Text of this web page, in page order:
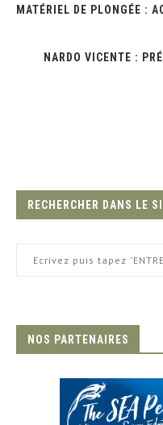
MATÉRIEL DE PLONGÉE :
NARDO VICENTE :
RECHERCHER DANS LE
NOS PARTENAIRES